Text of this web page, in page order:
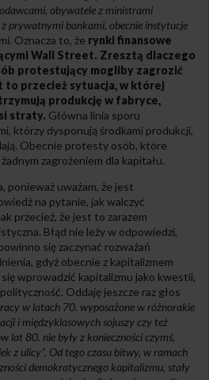
obywatele z ministrami
prywatnymi bankami, obecnie instytucje
. Oznacza to, że rynki finansowe
Wall Street. Zresztą dlaczego
protestujący mogliby zagrozić
to przecież sytuacja, w której
produkcję w fabryce,
straty. Główna linia sporu
którzy dysponują środkami produkcji,
Obecnie protesty osób, które
zagrożeniem dla kapitału.
ponieważ uważam, że jest
na pytanie, jak walczyć
przecież, że jest to zarazem
Błąd nie leży w odpowiedzi,
się zaczynać rozważań
gdyż obecnie z kapitalizmem
wprowadzić kapitalizmu jako kwestii,
Oddaję jeszcze raz głos
w latach 70. wyposażone w różnorakie
i międzyklasowych sojuszy czy też
lat 80. nie były z konieczności czymś,
z ulicy”. Od tego czasu bitwy, w ramach
demokratycznego kapitalizmu, stały